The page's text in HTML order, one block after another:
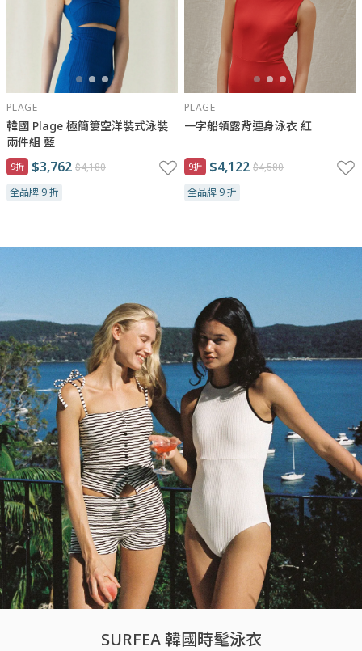
PLAGE
韓國 Plage 極簡簍空洋裝式泳裝
兩件組 藍
9折 $3,762 $4,180
全品牌 9 折
PLAGE
一字船領露背連身泳衣 紅
9折 $4,122 $4,580
全品牌 9 折
SURFEA 韓國時髦泳衣